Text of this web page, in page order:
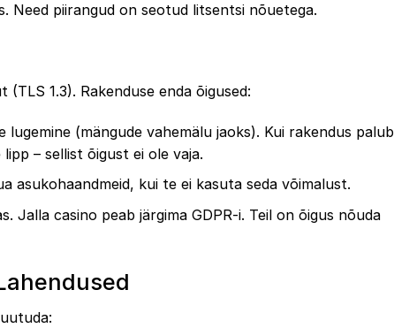
Need piirangud on seotud litsentsi nõuetega.
1.3). Rakenduse enda õigused:
(mängude vahemälu jaoks). Kui rakendus palub
– sellist õigust ei ole vaja.
asukohaandmeid, kui te ei kasuta seda võimalust.
Jalla casino peab järgima GDPR-i. Teil on õigus nõuda